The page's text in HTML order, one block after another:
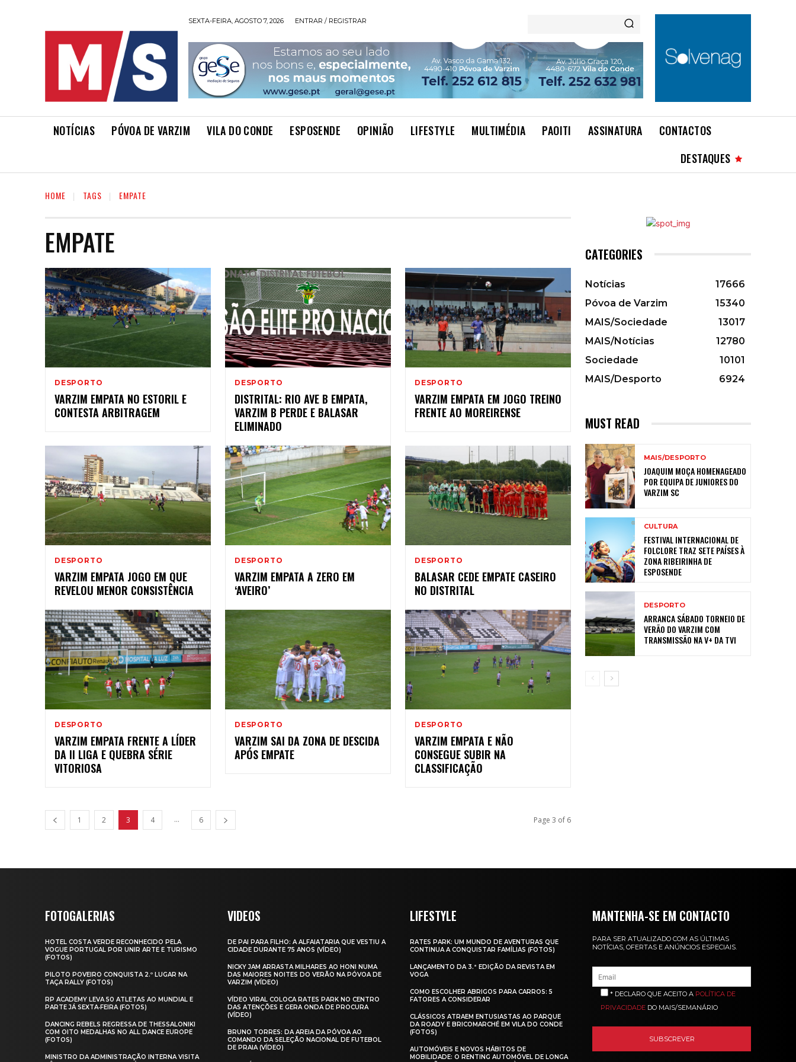
SEXTA-FEIRA, AGOSTO 7, 2026 ENTRAR / REGISTRAR
NOTÍCIAS PÓVOA DE VARZIM VILA DO CONDE ESPOSENDE OPINIÃO LIFESTYLE MULTIMÉDIA PAOITI ASSINATURA
CONTACTOS
DESTAQUES
HOME TAGS EMPATE
EMPATE
DESPORTO
VARZIM EMPATA NO ESTORIL E
CONTESTA ARBITRAGEM
DESPORTO
DISTRITAL: RIO AVE B EMPATA,
VARZIM B PERDE E BALASAR
ELIMINADO
DESPORTO
VARZIM EMPATA EM JOGO TREINO
FRENTE AO MOREIRENSE
DESPORTO
VARZIM EMPATA JOGO EM QUE
REVELOU MENOR CONSISTÊNCIA
DESPORTO
VARZIM EMPATA A ZERO EM
‘AVEIRO’
DESPORTO
BALASAR CEDE EMPATE CASEIRO
NO DISTRITAL
DESPORTO
VARZIM EMPATA FRENTE A LÍDER
DA II LIGA E QUEBRA SÉRIE
VITORIOSA
DESPORTO
VARZIM SAI DA ZONA DE DESCIDA
APÓS EMPATE
DESPORTO
VARZIM EMPATA E NÃO
CONSEGUE SUBIR NA
CLASSIFICAÇÃO
1 2 3 4 ... 6 Page 3 of 6
CATEGORIES
Notícias
17666
Póvoa de Varzim
15340
MAIS/Sociedade
13017
MAIS/Notícias
12780
Sociedade
10101
MAIS/Desporto
6924
MUST READ
MAIS/DESPORTO
JOAQUIM MOÇA HOMENAGEADO
POR EQUIPA DE JUNIORES DO
VARZIM SC
CULTURA
FESTIVAL INTERNACIONAL DE
FOLCLORE TRAZ SETE PAÍSES À
ZONA RIBEIRINHA DE
ESPOSENDE
DESPORTO
ARRANCA SÁBADO TORNEIO DE
VERÃO DO VARZIM COM
TRANSMISSÃO NA V+ DA TVI
FOTOGALERIAS
HOTEL COSTA VERDE RECONHECIDO PELA
VOGUE PORTUGAL POR UNIR ARTE E TURISMO
(FOTOS)
PILOTO POVEIRO CONQUISTA 2.º LUGAR NA
TAÇA RALLY (FOTOS)
RP ACADEMY LEVA 50 ATLETAS AO MUNDIAL E
PARTE JÁ SEXTA‑FEIRA (FOTOS)
DANCING REBELS REGRESSA DE THESSALONIKI
COM OITO MEDALHAS NO ALL DANCE EUROPE
(FOTOS)
MINISTRO DA ADMINISTRAÇÃO INTERNA VISITA
VIDEOS
DE PAI PARA FILHO: A ALFAIATARIA QUE VESTIU A
CIDADE DURANTE 75 ANOS (VÍDEO)
NICKY JAM ARRASTA MILHARES AO HONI NUMA
DAS MAIORES NOITES DO VERÃO NA PÓVOA DE
VARZIM (VÍDEO)
VÍDEO VIRAL COLOCA RATES PARK NO CENTRO
DAS ATENÇÕES E GERA ONDA DE PROCURA
(VÍDEO)
BRUNO TORRES: DA AREIA DA PÓVOA AO
COMANDO DA SELEÇÃO NACIONAL DE FUTEBOL
DE PRAIA (VÍDEO)
LIFESTYLE
RATES PARK: UM MUNDO DE AVENTURAS QUE
CONTINUA A CONQUISTAR FAMÍLIAS (FOTOS)
LANÇAMENTO DA 3.ª EDIÇÃO DA REVISTA EM
VOGA
COMO ESCOLHER ABRIGOS PARA CARROS: 5
FATORES A CONSIDERAR
CLÁSSICOS ATRAEM ENTUSIASTAS AO PARQUE
DA ROADY E BRICOMARCHÉ EM VILA DO CONDE
(FOTOS)
AUTOMÓVEIS E NOVOS HÁBITOS DE
MOBILIDADE: O RENTING AUTOMÓVEL DE LONGA
MANTENHA-SE EM CONTACTO
PARA SER ATUALIZADO COM AS ÚLTIMAS
NOTÍCIAS, OFERTAS E ANÚNCIOS ESPECIAIS.
* DECLARO QUE ACEITO A POLÍTICA DE
PRIVACIDADE DO MAIS/SEMANÁRIO